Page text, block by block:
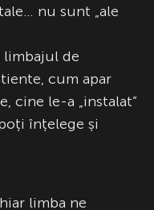
nu sunt „ale
limbajul de
cum apar
cine le-a „instalat”
înțelege și
limba ne